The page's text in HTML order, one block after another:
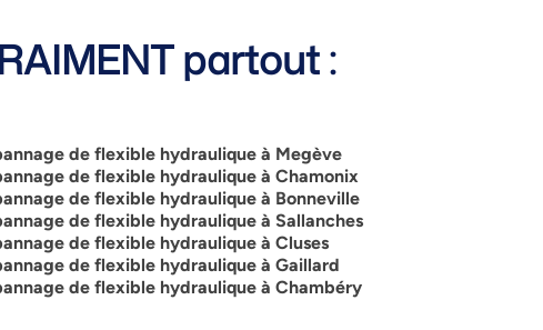
partout :
de flexible hydraulique à Megève
de flexible hydraulique à Chamonix
de flexible hydraulique à Bonneville
de flexible hydraulique à Sallanches
de flexible hydraulique à Cluses
de flexible hydraulique à Gaillard
de flexible hydraulique à Chambéry